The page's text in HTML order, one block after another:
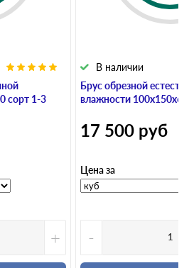
сорт 1-3
+
Брус обрезной
влажности
В наличии
17 500 руб
Цена за
-